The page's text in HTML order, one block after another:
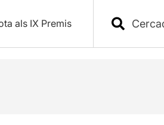
als IX Premis